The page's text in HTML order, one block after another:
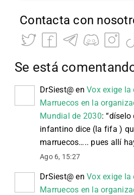
Contacta con
Se está
DrSiest@ en Vox exige la
Marruecos en la
Mundial de 2030: “díselo
infantino dice (la fifa )
marruecos….. pues allí
Ago 6, 15:27
DrSiest@ en Vox exige la
Marruecos en la